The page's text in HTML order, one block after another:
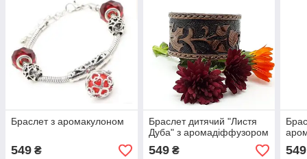
Браслет з аромакулоном
549 ₴
Браслет дитячий "Листя
Дуба" з аромадіффузором
549₴ 549